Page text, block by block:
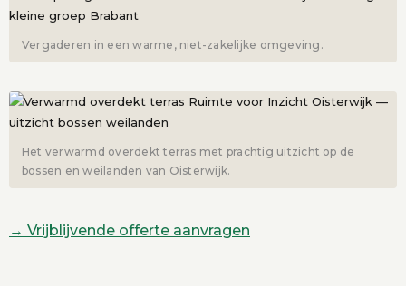
Vergaderen in een warme, niet-zakelijke omgeving.
Het verwarmd overdekt terras met prachtig uitzicht op de
bossen en weilanden van Oisterwijk.
→ Vrijblijvende offerte aanvragen